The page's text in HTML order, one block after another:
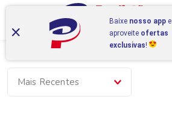
Mais Recentes
Baixe nosso app e
aproveite ofertas
exclusivas!